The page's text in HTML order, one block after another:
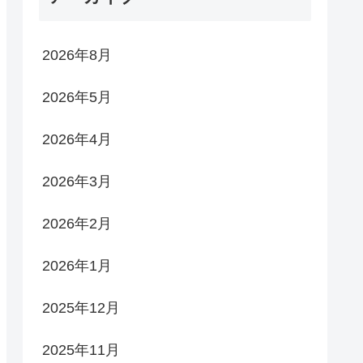
2026年8月
2026年5月
2026年4月
2026年3月
2026年2月
2026年1月
2025年12月
2025年11月